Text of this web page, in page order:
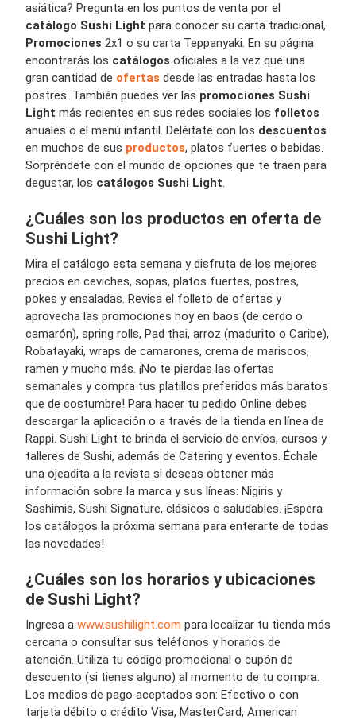
asiática? Pregunta en los puntos de venta por el
catálogo Sushi Light para conocer su carta tradicional,
Promociones 2x1 o su carta Teppanyaki. En su página
encontrarás los catálogos oficiales a la vez que una
gran cantidad de ofertas desde las entradas hasta los
postres. También puedes ver las promociones Sushi
Light más recientes en sus redes sociales los folletos
anuales o el menú infantil. Deléitate con los descuentos
en muchos de sus productos, platos fuertes o bebidas.
Sorpréndete con el mundo de opciones que te traen para
degustar, los catálogos Sushi Light.
¿Cuáles son los productos en oferta de
Sushi Light?
Mira el catálogo esta semana y disfruta de los mejores
precios en ceviches, sopas, platos fuertes, postres,
pokes y ensaladas. Revisa el folleto de ofertas y
aprovecha las promociones hoy en baos (de cerdo o
camarón), spring rolls, Pad thai, arroz (madurito o Caribe),
Robatayaki, wraps de camarones, crema de mariscos,
ramen y mucho más. ¡No te pierdas las ofertas
semanales y compra tus platillos preferidos más baratos
que de costumbre! Para hacer tu pedido Online debes
descargar la aplicación o a través de la tienda en línea de
Rappi. Sushi Light te brinda el servicio de envíos, cursos y
talleres de Sushi, además de Catering y eventos. Échale
una ojeadita a la revista si deseas obtener más
información sobre la marca y sus líneas: Nigiris y
Sashimis, Sushi Signature, clásicos o saludables. ¡Espera
los catálogos la próxima semana para enterarte de todas
las novedades!
¿Cuáles son los horarios y ubicaciones
de Sushi Light?
Ingresa a www.sushilight.com para localizar tu tienda más
cercana o consultar sus teléfonos y horarios de
atención. Utiliza tu código promocional o cupón de
descuento (si tienes alguno) al momento de tu compra.
Los medios de pago aceptados son: Efectivo o con
tarjeta débito o crédito Visa, MasterCard, American